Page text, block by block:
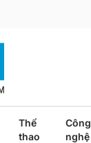
Thể
thao
Công
nghệ